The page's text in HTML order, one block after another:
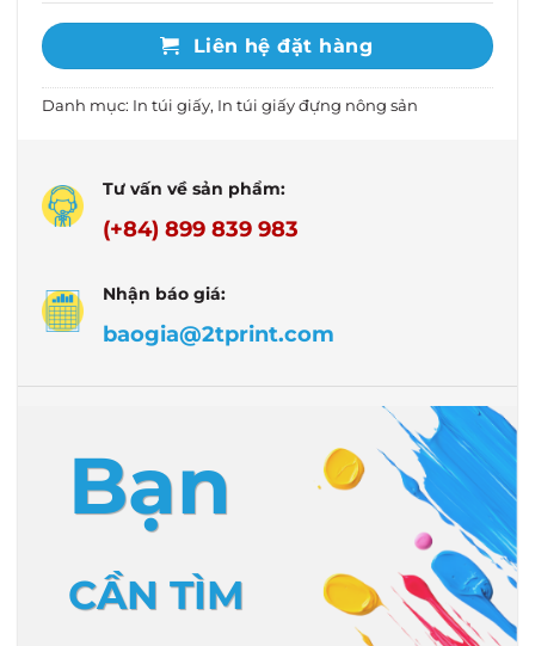
Liên hệ đặt hàng
Danh mục: In túi giấy, In túi giấy đựng nông sản
Tư vấn về sản phẩm:
(+84) 899 839 983
Nhận báo giá:
baogia@2tprint.com
Bạn
CẦN TÌM